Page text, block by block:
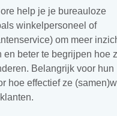
help je je bureauloze
winkelpersoneel of
om meer
en beter te begrijpen hoe
Belangrijk voor hun
hoe effectief ze